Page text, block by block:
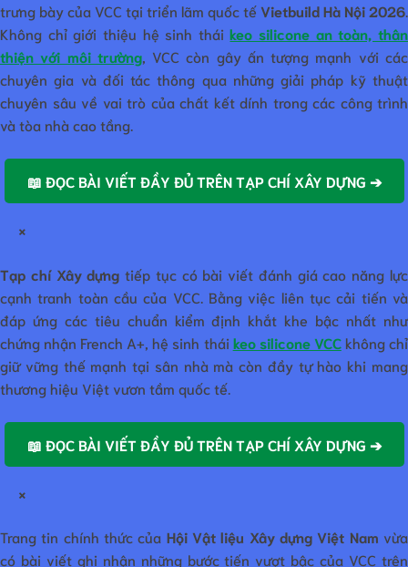
trưng bày của VCC tại triển lãm quốc tếVietbuild Hà Nội 2026.
Không chỉ giới thiệu hệ sinh tháikeo silicone an toàn, thân
thiện với môi trường, VCC còn gây ấn tượng mạnh với các
chuyên gia và đối tác thông qua những giải pháp kỹ thuật
chuyên sâu về vai trò của chất kết dính trong các công trình
và tòa nhà cao tầng.
📖 ĐỌC BÀI VIẾT ĐẦY ĐỦ TRÊN TẠP CHÍ XÂY DỰNG ➔
×
Tạp chí Xây dựng tiếp tục có bài viết đánh giá cao năng lực
cạnh tranh toàn cầu của VCC. Bằng việc liên tục cải tiến và
đáp ứng các tiêu chuẩn kiểm định khắt khe bậc nhất như
chứng nhận French A+, hệ sinh thái keo silicone VCCkhông chỉ
giữ vững thế mạnh tại sân nhà mà còn đầy tự hào khi mang
thương hiệu Việt vươn tầm quốc tế.
📖 ĐỌC BÀI VIẾT ĐẦY ĐỦ TRÊN TẠP CHÍ XÂY DỰNG ➔
×
Trang tin chính thức của Hội Vật liệu Xây dựng Việt Nam vừa
có bài viết ghi nhận những bước tiến vượt bậc của VCC trên